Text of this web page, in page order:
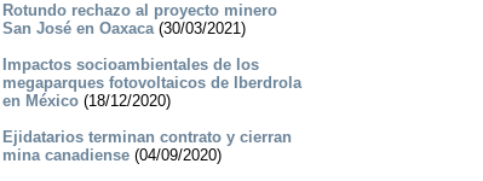
Rotundo rechazo al proyecto minero
San José en Oaxaca(30/03/2021)
Impactos socioambientales de los
megaparques fotovoltaicos de Iberdrola
en México(18/12/2020)
Ejidatarios terminan contrato y cierran
mina canadiense(04/09/2020)